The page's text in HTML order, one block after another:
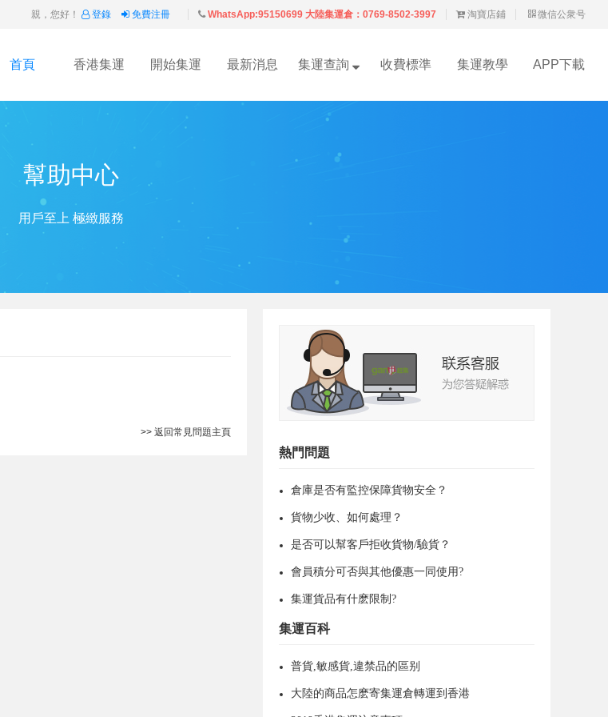
親，您好！ 登錄 免費注冊 WhatsApp:95150699 大陸集運倉：0769-8502-3997 淘寶店鋪 微信公衆号
首頁 香港集運 開始集運 最新消息 集運查詢 收費標準 集運教學 APP下載
幫助中心
用戶至上 極緻服務
>> 返回常見問題主頁
熱門問題
倉庫是否有監控保障貨物安全？
貨物少收、如何處理？
是否可以幫客戶拒收貨物/驗貨？
會員積分可否與其他優惠一同使用?
集運貨品有什麽限制?
集運百科
普貨,敏感貨,違禁品的區别
大陸的商品怎麽寄集運倉轉運到香港